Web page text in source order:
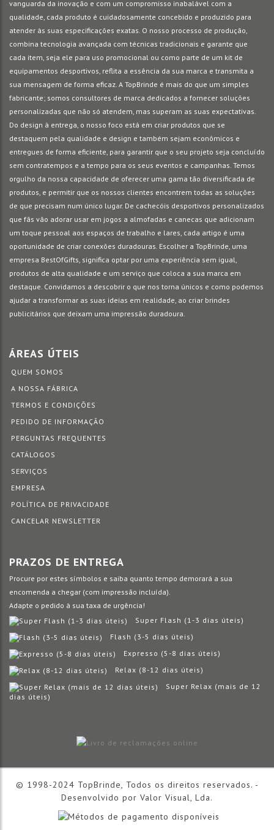
vanguarda da inovação e com um compromisso inabalável com a
qualidade, cada produto é cuidadosamente concebido e produzido para
atender às suas especificações exatas. O nosso processo de produção,
combina tecnologia avançada com técnicas tradicionais e garante que
cada item, seja ele para uso promocional ou como parte de um kit de
equipamentos desportivos, reflita a essência da sua marca e transmita a
sua mensagem de forma eficaz. A TopBrinde é mais do que um simples
fabricante; somos consultores de marca dedicados a fornecer soluções
personalizadas que não só atendem, mas superam as suas expectativas.
Do design à entrega, o nosso foco está em criar produtos que se
destaquem pela qualidade e design e também sejam econômicos e
entregues de forma eficiente, para garantir que o seu projeto seja concluído
sem contratempos e a tempo para os seus eventos e campanhas. Temos
orgulho da nossa capacidade de oferecer uma gama tão diversificada de
produtos, e permitir que os nossos clientes encontrem todas as soluções
de que precisam num único lugar. De cachecóis desportivos personalizados
que fãs vão adorar usar em jogos a almofadas e canecas que adicionam
um toque pessoal aos espaços de trabalho e lares, cada artigo é uma
oportunidade de criar conexões duradouras. Escolher a TopBrinde, uma
empresa BestOfGifts, significa optar por uma experiência sem igual,
produtos de alta qualidade e um serviço que coloca a sua marca em
destaque. Convidamos a descobrir o que nos torna únicos e como podemos
ajudar a transformar as suas ideias em realidade, ao criar brindes
publicitários que deixam uma impressão duradoura.
ÁREAS ÚTEIS
QUEM SOMOS
A NOSSA FÁBRICA
TERMOS E CONDIÇÕES
PEDIDO DE INFORMAÇÃO
PERGUNTAS FREQUENTES
CATÁLOGOS
SERVIÇOS
EMPRESA
POLÍTICA DE PRIVACIDADE
CANCELAR NEWSLETTER
PRAZOS DE ENTREGA
Procure por estes símbolos e saiba quanto tempo demorará a sua
encomenda a chegar (com impressão incluída).
Adapte o pedido à sua taxa de urgência!
Super Flash (1-3 dias úteis)
Flash (3-5 dias úteis)
Expresso (5-8 dias úteis)
Relax (8-12 dias úteis)
Super Relax (mais de 12
dias úteis)
© 1998-2024 TopBrinde, Todos os direitos reservados. -
Desenvolvido por Valor Visual, Lda.